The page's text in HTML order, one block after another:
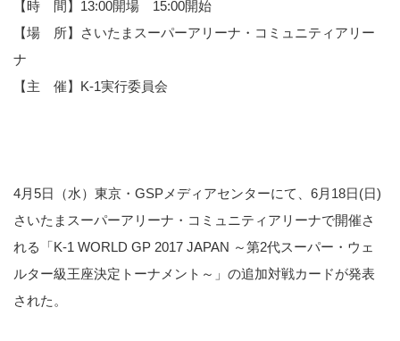
【時 間】13:00開場 15:00開始
【場 所】さいたまスーパーアリーナ・コミュニティアリー
ナ
【主 催】K-1実行委員会
4月5日（水）東京・GSPメディアセンターにて、6月18日(日)
さいたまスーパーアリーナ・コミュニティアリーナで開催さ
れる「K-1 WORLD GP 2017 JAPAN ～第2代スーパー・ウェ
ルター級王座決定トーナメント～」の追加対戦カードが発表
された。